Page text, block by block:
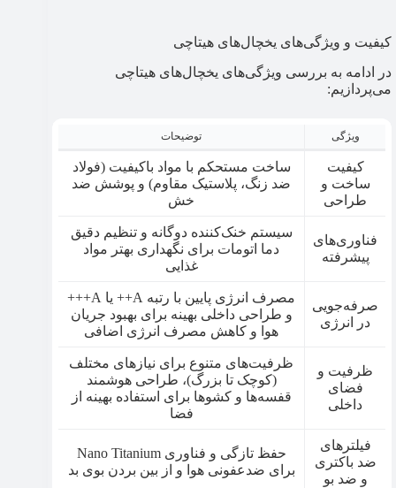
کیفیت و ویژگی‌های یخچال‌های هیتاچی
در ادامه به بررسی‌ ویژگی‌های یخچال‌های هیتاچی
می‌پردازیم:
ویژگی توضیحات
کیفیت
ساخت و
طراحی
ساخت مستحکم با مواد باکیفیت (فولاد
ضد زنگ، پلاستیک مقاوم) و پوشش ضد
خش
فناوری‌های
پیشرفته
سیستم خنک‌کننده دوگانه و تنظیم دقیق
دما اتومات برای نگهداری بهتر مواد
غذایی
صرفه‌جویی
در انرژی
مصرف انرژی پایین با رتبه A++ یا A+++
و طراحی داخلی بهینه برای بهبود جریان
هوا و کاهش مصرف انرژی اضافی
ظرفیت و
فضای
داخلی
ظرفیت‌های متنوع برای نیازهای مختلف
(کوچک تا بزرگ)، طراحی هوشمند
قفسه‌ها و کشوها برای استفاده بهینه از
فضا
فیلترهای
ضد باکتری
و ضد بو
حفظ تازگی و فناوری Nano Titanium
برای ضدعفونی هوا و از بین بردن بوی بد